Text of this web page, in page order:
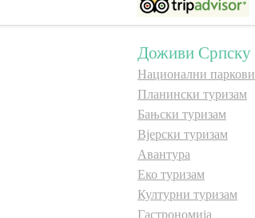
Доживи Српску
Национални паркови
Планински туризам
Бањски туризам
Вјерски туризам
Авантура
Еко туризам
Културни туризам
Гастрономија